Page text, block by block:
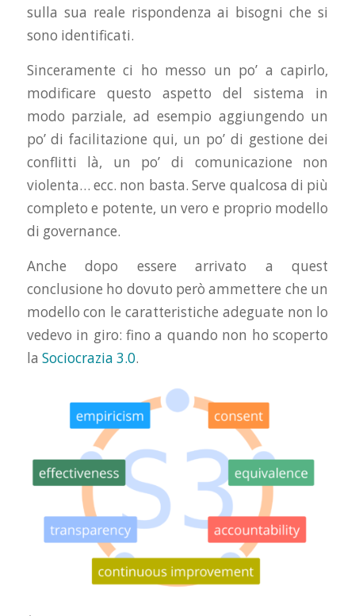
sulla sua reale rispondenza ai bisogni che si
sono identificati.
Sinceramente ci ho messo un po’ a capirlo,
modificare questo aspetto del sistema in
modo parziale, ad esempio aggiungendo un
po’ di facilitazione qui, un po’ di gestione dei
conflitti là, un po’ di comunicazione non
violenta… ecc. non basta. Serve qualcosa di più
completo e potente, un vero e proprio modello
di governance.
Anche dopo essere arrivato a quest
conclusione ho dovuto però ammettere che un
modello con le caratteristiche adeguate non lo
vedevo in giro: fino a quando non ho scoperto
la Sociocrazia 3.0.